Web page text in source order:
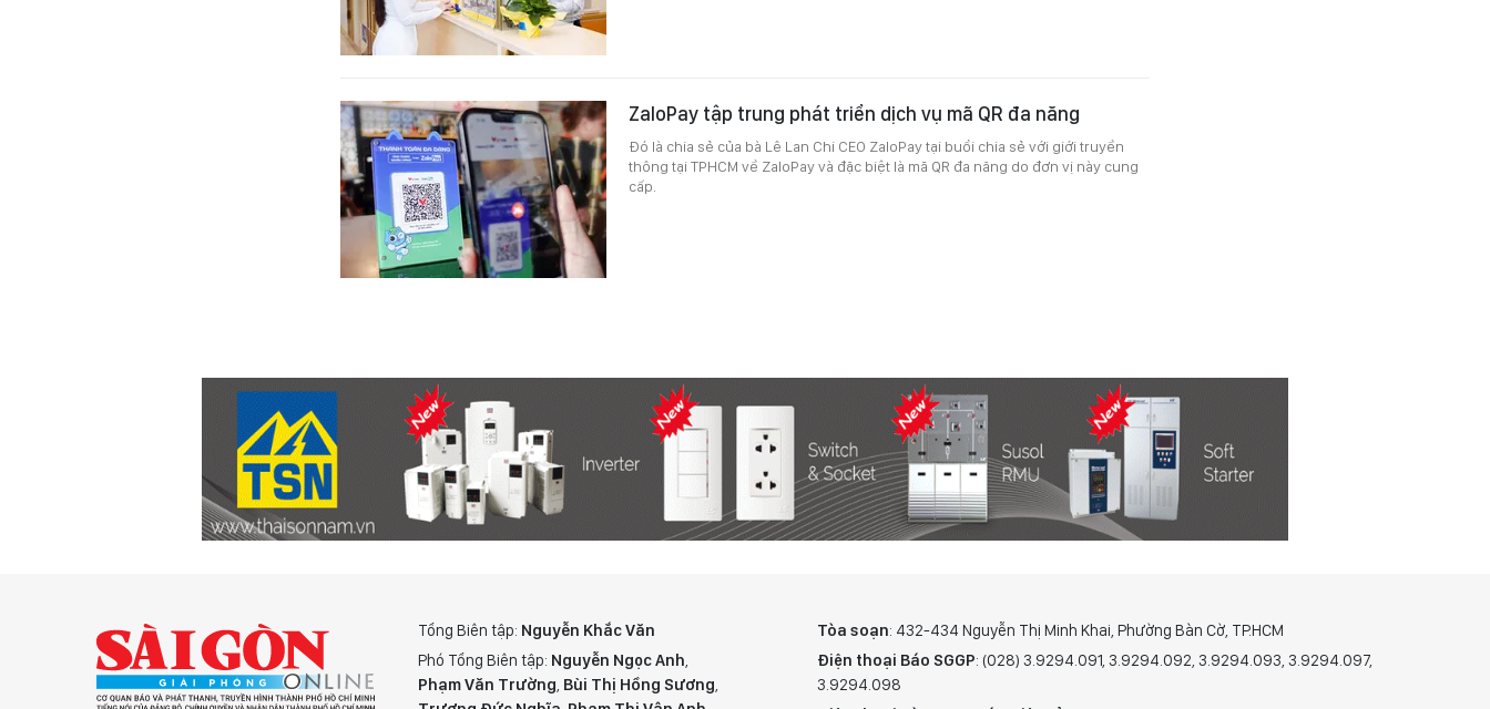
ZaloPay tập trung phát triển dịch vụ mã QR đa năng
Đó là chia sẻ của bà Lê Lan Chi CEO ZaloPay tại buổi chia sẻ với giới truyền
thông tại TPHCM về ZaloPay và đặc biệt là mã QR đa năng do đơn vị này cung
cấp.
Tổng Biên tập: Nguyễn Khắc Văn
Phó Tổng Biên tập: Nguyễn Ngọc Anh,
Phạm Văn Trường, Bùi Thị Hồng Sương,
Tòa soạn: 432-434 Nguyễn Thị Minh Khai, Phường Bàn Cờ, TP.HCM
Điện thoại Báo SGGP: (028) 3.9294.091, 3.9294.092, 3.9294.093, 3.9294.097,
3.9294.098